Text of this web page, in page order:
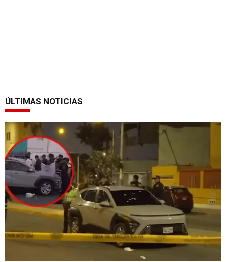
ÚLTIMAS NOTICIAS